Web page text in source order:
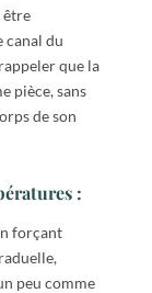
être
canal du
que la
pièce, sans
de son
:
forçant
peu comme